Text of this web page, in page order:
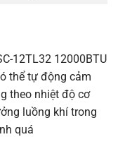
12TL32 12000BTU
thể tự động cảm
theo nhiệt độ cơ
luồng khí trong
quá